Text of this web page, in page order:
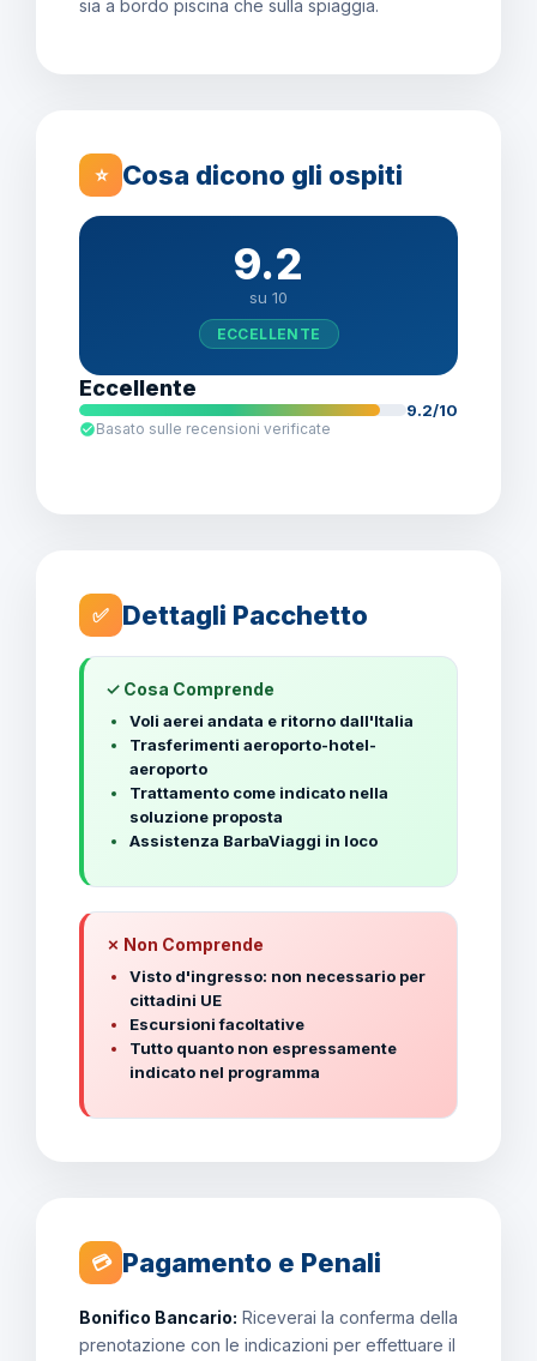
sia a bordo piscina che sulla spiaggia.
⭐ Cosa dicono gli ospiti
9.2
su 10
ECCELLENTE
Eccellente
9.2/10
Basato sulle recensioni verificate
✅ Dettagli Pacchetto
✓ Cosa Comprende
Voli aerei andata e ritorno dall'Italia
Trasferimenti aeroporto-hotel-
aeroporto
Trattamento come indicato nella
soluzione proposta
Assistenza BarbaViaggi in loco
✗ Non Comprende
Visto d'ingresso: non necessario per
cittadini UE
Escursioni facoltative
Tutto quanto non espressamente
indicato nel programma
💳 Pagamento e Penali
Bonifico Bancario: Riceverai la conferma della
prenotazione con le indicazioni per effettuare il